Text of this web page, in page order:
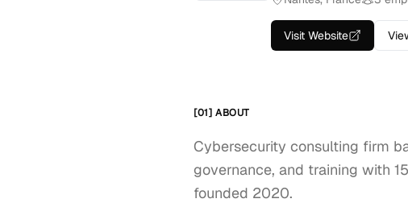
Visit Website
[01] ABOUT
Cybersecurity consulting firm
governance, and training with
founded 2020.